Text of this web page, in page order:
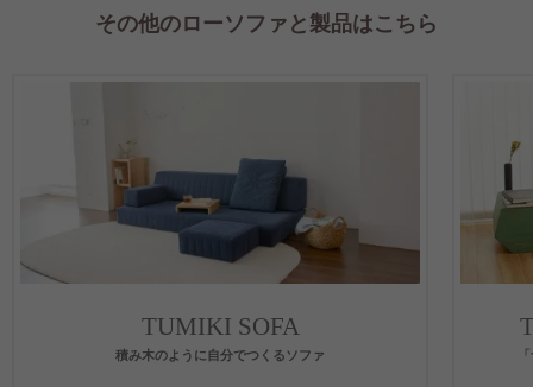
その他のローソファと製品はこちら
TUMIKI SOFA
積み木のように自分でつくるソファ